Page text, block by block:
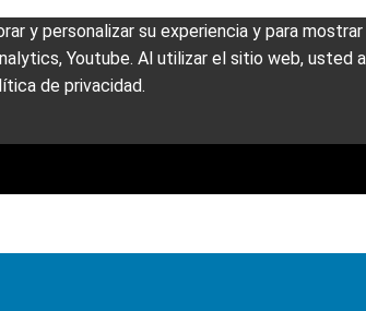
y personalizar su experiencia y para
Youtube. Al utilizar el sitio web,
de privacidad.